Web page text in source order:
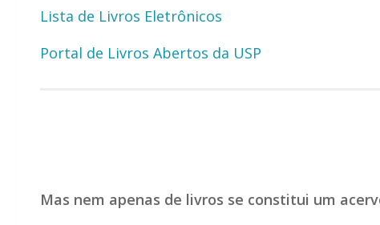
Lista de Livros Eletrônicos
Portal de Livros Abertos da USP
Mas nem apenas de livros se constitui um